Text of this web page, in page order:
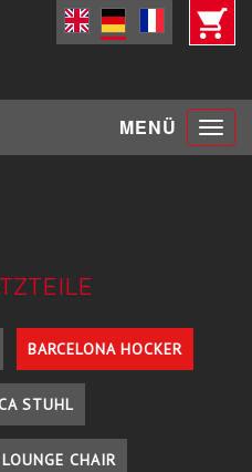
MENÜ Toggle
BARCELONA HOCKER
STUHL
CHAIR